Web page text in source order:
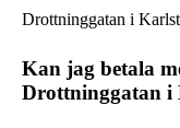
Drottninggatan i
Kan jag betala
Drottninggatan i